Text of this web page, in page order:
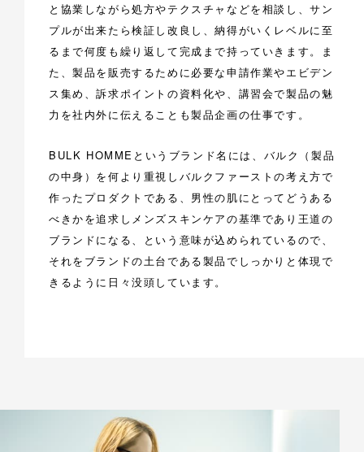
と協業しながら処方やテクスチャなどを相談し、サン
プルが出来たら検証し改良し、納得がいくレベルに至
るまで何度も繰り返して完成まで持っていきます。ま
た、製品を販売するために必要な申請作業やエビデン
ス集め、訴求ポイントの資料化や、講習会で製品の魅
力を社内外に伝えることも製品企画の仕事です。
BULK HOMMEというブランド名には、バルク（製品
の中身）を何より重視しバルクファーストの考え方で
作ったプロダクトである、男性の肌にとってどうある
べきかを追求しメンズスキンケアの基準であり王道の
ブランドになる、という意味が込められているので、
それをブランドの土台である製品でしっかりと体現で
きるように日々没頭しています。